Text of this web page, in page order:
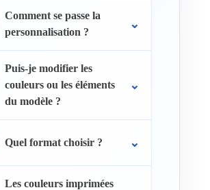
Comment se passe la
personnalisation ?
Puis-je modifier les
couleurs ou les éléments
du modèle ?
Quel format choisir ?
Les couleurs imprimées